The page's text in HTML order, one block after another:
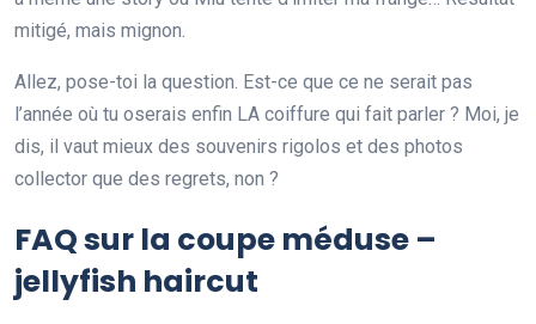
mitigé, mais mignon.
Allez, pose-toi la question. Est-ce que ce ne serait pas
l’année où tu oserais enfin LA coiffure qui fait parler ? Moi, je
dis, il vaut mieux des souvenirs rigolos et des photos
collector que des regrets, non ?
FAQ sur la coupe méduse –
jellyfish haircut